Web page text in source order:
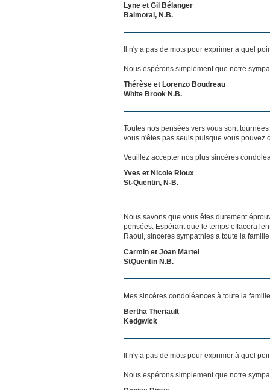
Lyne et Gil Bélanger
Balmoral, N.B.
Il n'y a pas de mots pour exprimer à quel
Nous espérons simplement que notre
Thérèse et Lorenzo Boudreau
White Brook N.B.
Toutes nos pensées vers vous sont
vous n'êtes pas seuls puisque vous pouvez
Veuillez accepter nos plus sincères
Yves et Nicole Rioux
St-Quentin, N-B.
Nous savons que vous êtes durement
pensées. Espérant que le temps effacera
Raoul, sinceres sympathies a toute la
Carmin et Joan Martel
StQuentin N.B.
Mes sincères condoléances à toute la
Bertha Theriault
Kedgwick
Il n'y a pas de mots pour exprimer à quel
Nous espérons simplement que notre